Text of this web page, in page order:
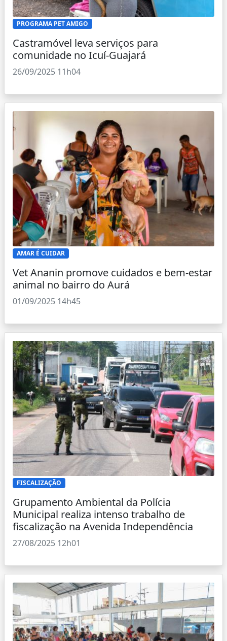
PROGRAMA PET AMIGO
Castramóvel leva serviços para
comunidade no Icuí-Guajará
26/09/2025 11h04
AMAR É CUIDAR
Vet Ananin promove cuidados e bem-estar
animal no bairro do Aurá
01/09/2025 14h45
FISCALIZAÇÃO
Grupamento Ambiental da Polícia
Municipal realiza intenso trabalho de
fiscalização na Avenida Independência
27/08/2025 12h01